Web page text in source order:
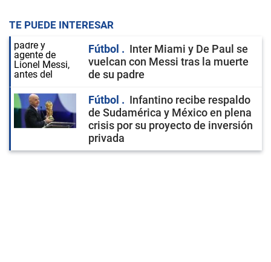
TE PUEDE INTERESAR
Fútbol
Inter Miami y De Paul se
vuelcan con Messi tras la muerte
de su padre
Fútbol
Infantino recibe respaldo
de Sudamérica y México en plena
crisis por su proyecto de inversión
privada